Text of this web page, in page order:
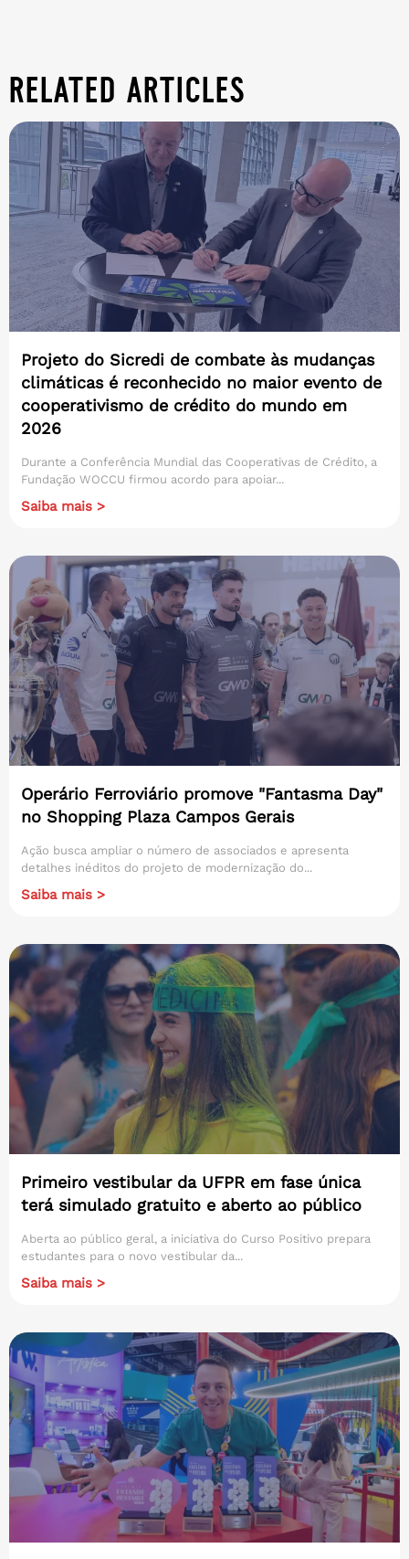
related articles
Projeto do Sicredi de combate às mudanças
climáticas é reconhecido no maior evento de
cooperativismo de crédito do mundo em
2026
Durante a Conferência Mundial das Cooperativas de Crédito, a
Fundação WOCCU firmou acordo para apoiar...
Saiba mais >
Operário Ferroviário promove "Fantasma Day"
no Shopping Plaza Campos Gerais
Ação busca ampliar o número de associados e apresenta
detalhes inéditos do projeto de modernização do...
Saiba mais >
Primeiro vestibular da UFPR em fase única
terá simulado gratuito e aberto ao público
Aberta ao público geral, a iniciativa do Curso Positivo prepara
estudantes para o novo vestibular da...
Saiba mais >